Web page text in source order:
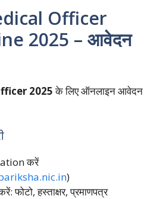
Officer
2025 – आवेदन
2025के लिए ऑनलाइन आवेदन
करें
)
फोटो, हस्ताक्षर, प्रमाणपत्र